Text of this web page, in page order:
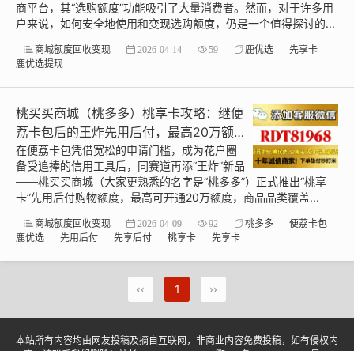
商平台，其“选购额度”功能吸引了大量消费者。然而，对于许多用
户来说，如何安全地使用和变现选购额度，仍是一个值得探讨的...
商城额度回收变现 2026-04-14 59 鹿优选
先享卡
鹿优选提现
桃买买商城（桃多多）桃享卡攻略：继便
荔卡包后的王炸先用后付，最高20万额
度+回收变现全指南
在便荔卡包凭借宽松的申请门槛，成为花户圈
备受追捧的信用工具后，同赛道再添“王炸”新品
——桃买买商城（大家更熟悉的名字是“桃多多”）正式推出“桃享
卡”先用后付购物额度，最高可开通20万额度，商品品类覆盖...
商城额度回收变现 2026-04-09 92 桃多多
便荔卡包
鹿优选
先用后付 先享后付 桃享卡 先享卡
‹‹ 1 ››
本站所有内容均由网友投稿及摘自互联网，非商业内容免费投稿，如有侵权内